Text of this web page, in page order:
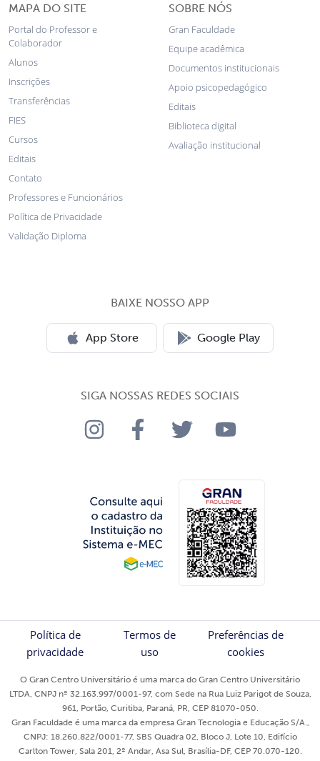
MAPA DO SITE
Portal do Professor e
Colaborador
Alunos
Inscrições
Transferências
FIES
Cursos
Editais
Contato
Professores e Funcionários
Política de Privacidade
Validação Diploma
SOBRE NÓS
Gran Faculdade
Equipe acadêmica
Documentos institucionais
Apoio psicopedagógico
Editais
Biblioteca digital
Avaliação institucional
BAIXE NOSSO APP
App Store Google Play
SIGA NOSSAS REDES SOCIAIS
Política de
privacidade
Termos de
uso
Preferências de
cookies
O Gran Centro Universitário é uma marca do Gran Centro Universitário
LTDA, CNPJ nº 32.163.997/0001-97, com Sede na Rua Luiz Parigot de Souza,
961, Portão, Curitiba, Paraná, PR, CEP 81070-050.
Gran Faculdade é uma marca da empresa Gran Tecnologia e Educação S/A.,
CNPJ: 18.260.822/0001-77, SBS Quadra 02, Bloco J, Lote 10, Edifício
Carlton Tower, Sala 201, 2º Andar, Asa Sul, Brasília-DF, CEP 70.070-120.